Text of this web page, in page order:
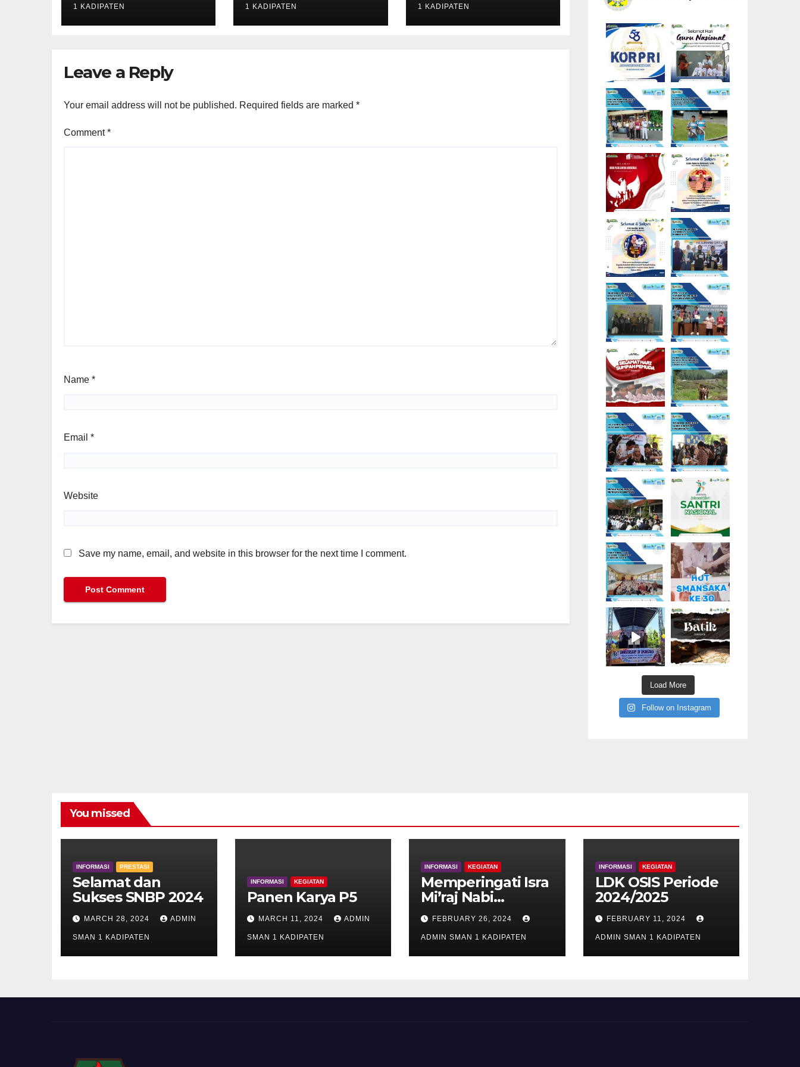
1 KADIPATEN 1 KADIPATEN 1 KADIPATEN
Leave a Reply
Your email address will not be published. Required fields are marked *
Comment*
Name *
Email *
Website
Save my name, email, and website in this browser for the next time I comment.
Load More
Follow on Instagram
You missed
INFORMASI PRESTASI
Selamat dan
Sukses SNBP 2024
MARCH 28, 2024 ADMIN
SMAN 1 KADIPATEN
INFORMASI KEGIATAN
Panen Karya P5
MARCH 11, 2024 ADMIN
SMAN 1 KADIPATEN
INFORMASI KEGIATAN
Memperingati Isra
Mi’raj Nabi
Muhammad SAW
FEBRUARY 26, 2024
ADMIN SMAN 1 KADIPATEN
INFORMASI KEGIATAN
LDK OSIS Periode
2024/2025
FEBRUARY 11, 2024
ADMIN SMAN 1 KADIPATEN